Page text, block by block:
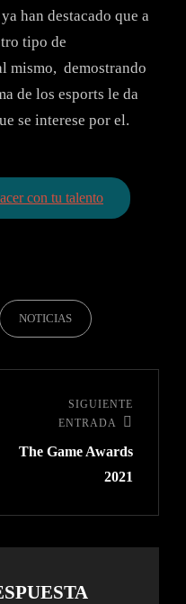
han destacado que a
tipo de
mismo, demostrando
de los esports le da
se interese por el.
con tu talento
NOTICIAS
SIGUIENTE
ENTRADA
The Game Awards
2021